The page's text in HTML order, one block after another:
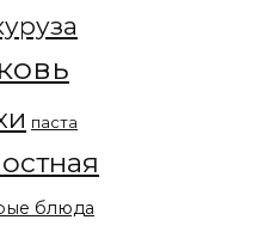
паста
блюда